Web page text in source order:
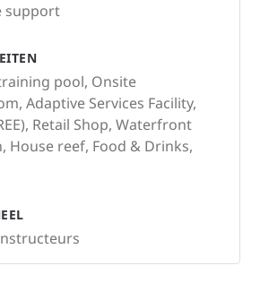
support
pool, Onsite
Adaptive Services Facility,
Retail Shop, Waterfront
House reef, Food & Drinks,